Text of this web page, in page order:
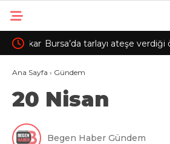
kar Bursa’da tarlayı ateşe verdiği
şüpheli yakalandı
Ana Sayfa › Gündem
20 Nisan
Begen Haber Gündem